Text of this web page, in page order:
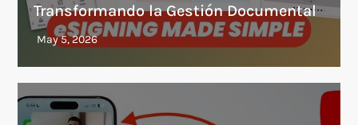
Transformando la Gestión Documental